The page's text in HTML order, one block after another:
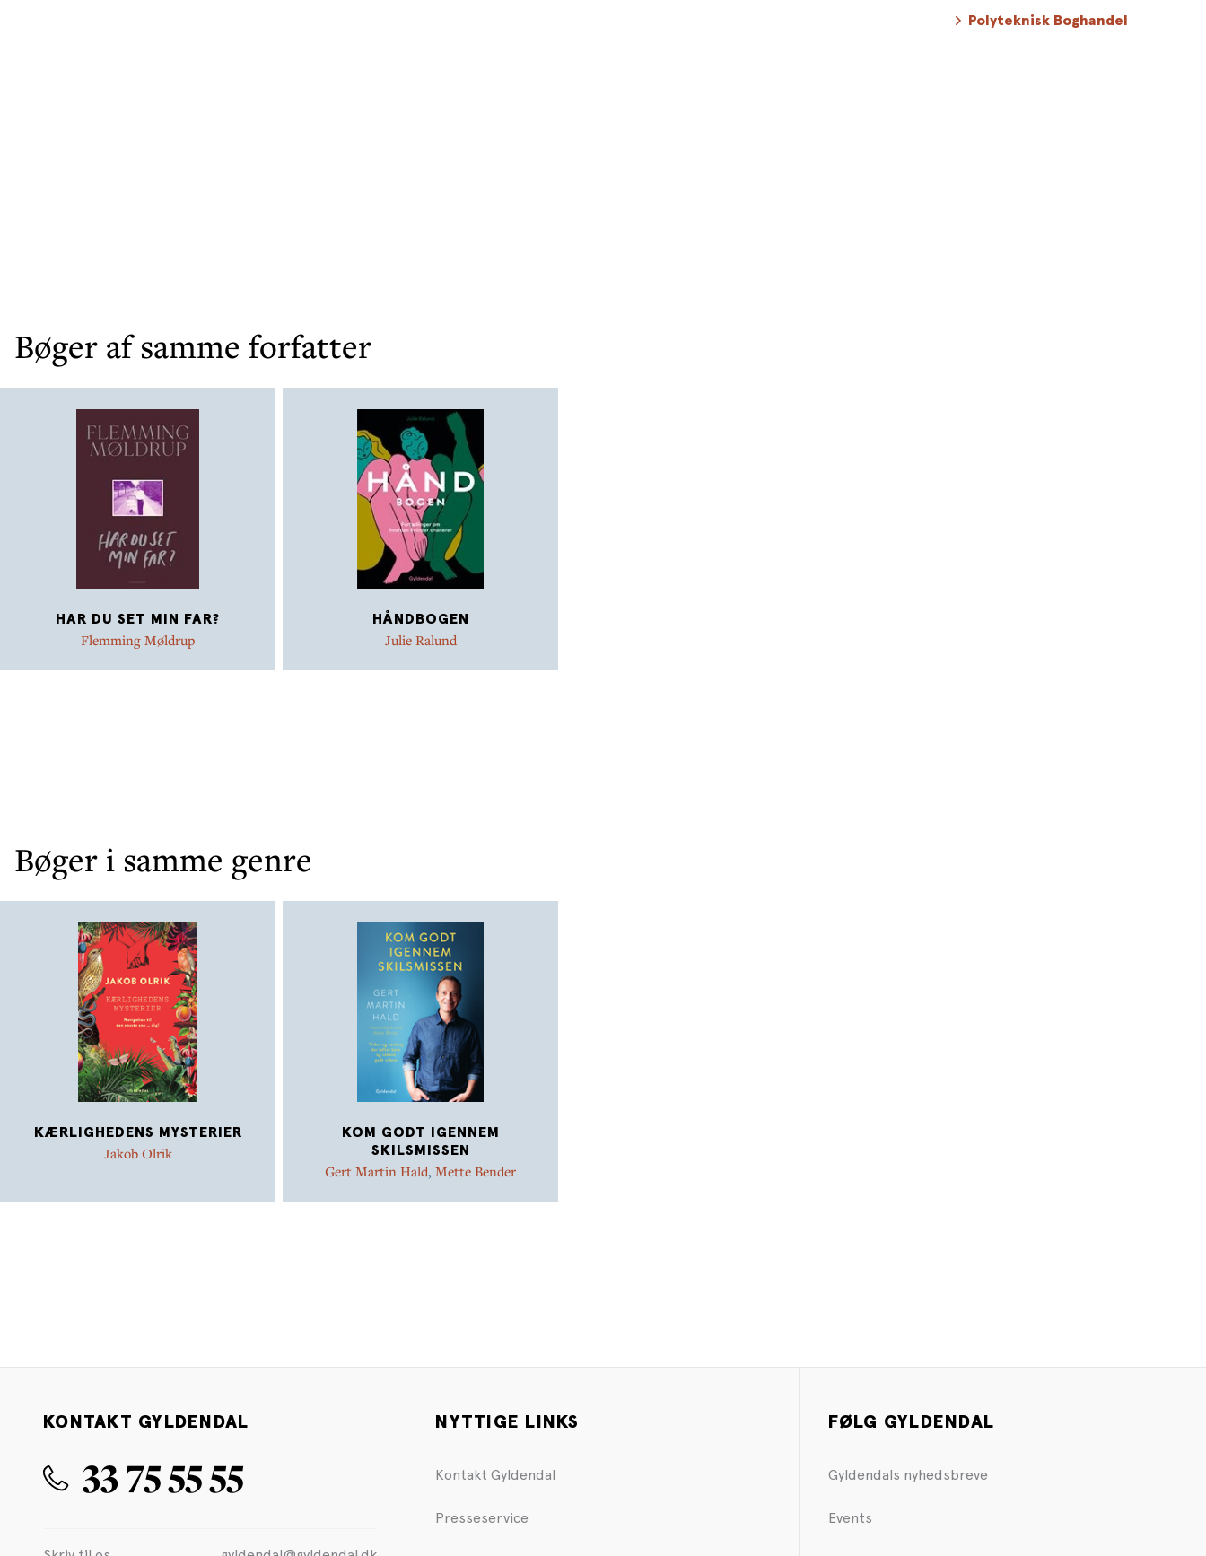
Polyteknisk Boghandel
Bøger af samme forfatter
HAR DU SET MIN FAR?
Flemming Møldrup
HÅNDBOGEN
Julie Ralund
Bøger i samme genre
KÆRLIGHEDENS MYSTERIER
Jakob Olrik
KOM GODT IGENNEM
SKILSMISSEN
Gert Martin Hald, Mette Bender
KONTAKT GYLDENDAL
33 75 55 55
NYTTIGE LINKS
Kontakt Gyldendal
Presseservice
FØLG GYLDENDAL
Gyldendals nyhedsbreve
Events